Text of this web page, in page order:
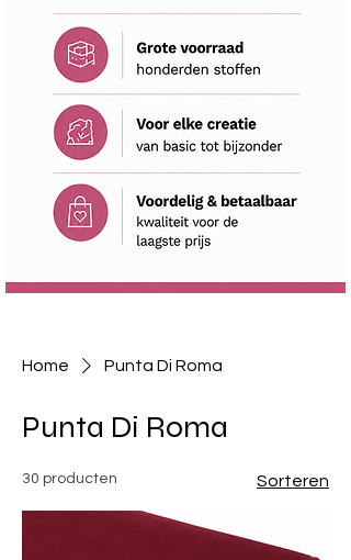
Home Punta Di Roma
Punta Di Roma
30 producten Sorteren